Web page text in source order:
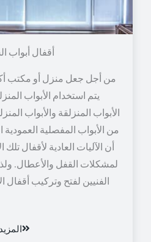
أقفال أبواب
من أجل جعل منزل أو مكتب
يتم استخدام الأبواب
الأبواب المنزلقة والأبواب
من الأبواب المفصلية
أن الآليات العادية لأقفال
لمشكلات القفل والأعطال.
الفنيين لفتح وتركيب أقفال
المزيد